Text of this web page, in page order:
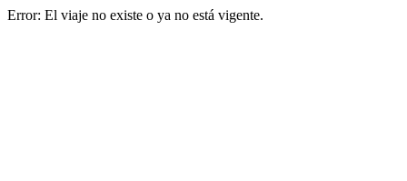
Error: El viaje no existe o ya no está vigente.